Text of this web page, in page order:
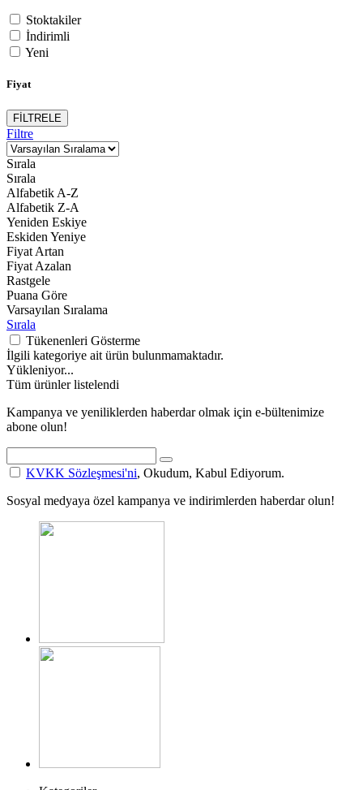
Stoktakiler
İndirimli
Yeni
Fiyat
FİLTRELE
Filtre
Sırala
Sırala
Alfabetik A-Z
Alfabetik Z-A
Yeniden Eskiye
Eskiden Yeniye
Fiyat Artan
Fiyat Azalan
Rastgele
Puana Göre
Varsayılan Sıralama
Sırala
Tükenenleri Gösterme
İlgili kategoriye ait ürün bulunmamaktadır.
Yükleniyor...
Tüm ürünler listelendi
Kampanya ve yeniliklerden haberdar olmak için e-bültenimize
abone olun!
KVKK Sözleşmesi'ni, Okudum, Kabul Ediyorum.
Sosyal medyaya özel kampanya ve indirimlerden haberdar olun!